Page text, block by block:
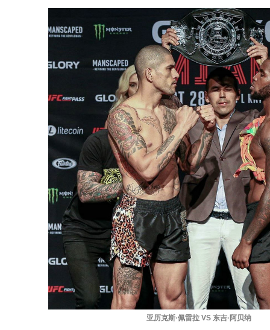
亚历克斯·佩雷拉 VS 东吉·阿贝纳